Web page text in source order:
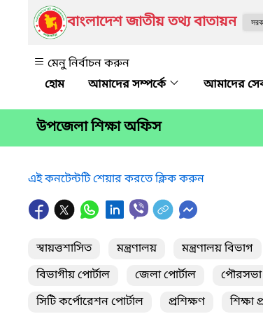
বাংলাদেশ জাতীয় তথ্য বাতায়ন
মেনু নির্বাচন করুন
আমাদের সম্পর্কে
আমাদের
উপজেলা শিক্ষা অফিস
এই কনটেন্টটি শেয়ার করতে ক্লিক করুন
স্বায়ত্তশাসিত মন্ত্রণালয় মন্ত্রণালয় বিভাগ
বিভাগীয় পোর্টাল
জেলা পোর্টাল পৌরসভা
সিটি কর্পোরেশন পোর্টাল
প্রশিক্ষণ শিক্ষা